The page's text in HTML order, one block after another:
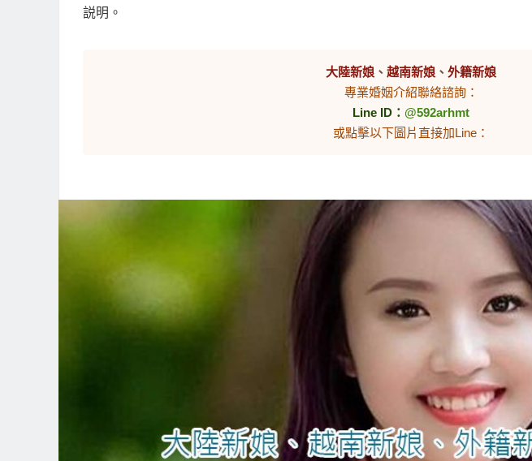
説明。
大陸新娘 、越南新娘 、外籍新娘
專業婚姻介紹聯絡諮詢：
Line ID：@592arhmt
或點擊以下圖片直接加Line：